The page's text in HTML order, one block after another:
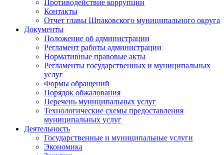
Противодействие коррупции
Контакты
Отчет главы Шпаковского муниципального округа
Документы
Положение об администрации
Регламент работы администрации
Нормативные правовые акты
Регламенты государственных и муниципальных
услуг
Формы обращений
Порядок обжалования
Перечень муниципальных услуг
Технологические схемы предоставления
муниципальных услуг
Деятельность
Государственные и муниципальные услуги
Экономика